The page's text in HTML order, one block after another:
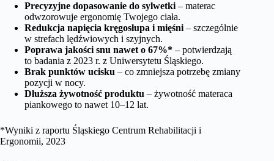
Precyzyjne dopasowanie do sylwetki – materac
odwzorowuje ergonomię Twojego ciała.
Redukcja napięcia kręgosłupa i mięśni – szczególnie
w strefach lędźwiowych i szyjnych.
Poprawa jakości snu nawet o 67%* – potwierdzają
to badania z 2023 r. z Uniwersytetu Śląskiego.
Brak punktów ucisku – co zmniejsza potrzebę zmiany
pozycji w nocy.
Dłuższa żywotność produktu – żywotność materaca
piankowego to nawet 10–12 lat.
*Wyniki z raportu Śląskiego Centrum Rehabilitacji i
Ergonomii, 2023